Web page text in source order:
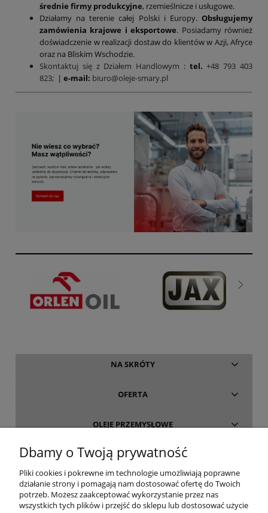
średnie firmy produkcyjne, rzemieślnicze i usługowe.
Działamy na terenie całej Polski i Europy. Obsługujemy
zamówienia krajowe i eksportowe. Posiadamy również
doświadczenie w realizacji dostaw do klientów w Azji, Afryce
oraz na Bliskim Wschodzie.
Skontaktuj się z Działem Handlowym : tel.+48 793 403
823; | e-mail: biuro@oleje-smary.pl
NA SKRÓTY
OFERTA
OLEJE PRZEMYSŁOWE
INFORMACJE
O FIRMIE
Dbamy o Twoją prywatność
Pliki cookies i pokrewne im technologie umożliwiają poprawne
działanie strony i pomagają nam dostosować ofertę do Twoich
potrzeb. Możesz zaakceptować wykorzystanie przez nas
wszystkich tych plików i przejść do sklepu lub dostosować użycie